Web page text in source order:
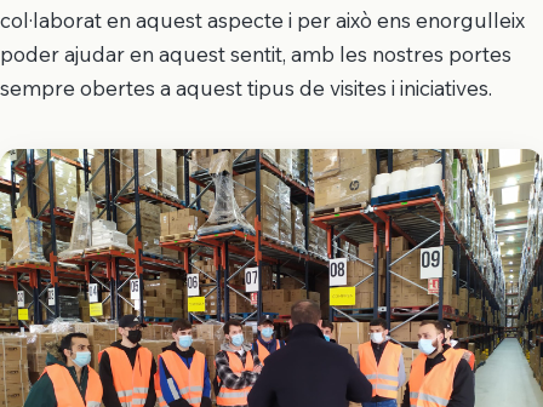
col·laborat en aquest aspecte i per això ens enorgulleix
poder ajudar en aquest sentit, amb les nostres portes
sempre obertes a aquest tipus de visites i iniciatives.